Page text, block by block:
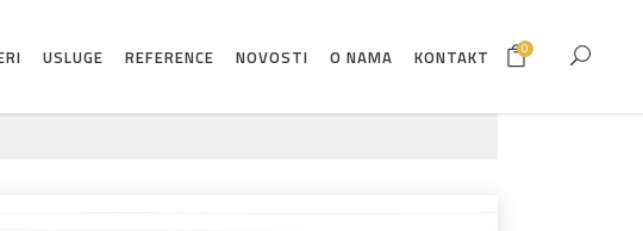
USLUGE REFERENCE NOVOSTI O NAMA KONTAKT 0